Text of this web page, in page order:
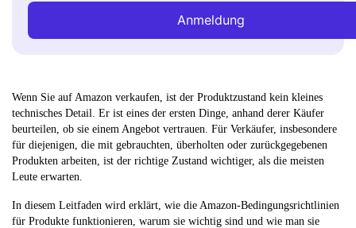
Anmeldung
Wenn Sie auf Amazon verkaufen, ist der Produktzustand kein kleines
technisches Detail. Er ist eines der ersten Dinge, anhand derer Käufer
beurteilen, ob sie einem Angebot vertrauen. Für Verkäufer, insbesondere
für diejenigen, die mit gebrauchten, überholten oder zurückgegebenen
Produkten arbeiten, ist der richtige Zustand wichtiger, als die meisten
Leute erwarten.
In diesem Leitfaden wird erklärt, wie die Amazon-Bedingungsrichtlinien
für Produkte funktionieren, warum sie wichtig sind und wie man sie